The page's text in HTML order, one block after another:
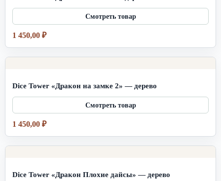
1 450,00 ₽
Dice Tower «Дракон на замке 2» — дерево
1 450,00 ₽
Dice Tower «Дракон Плохие дайсы» — дерево